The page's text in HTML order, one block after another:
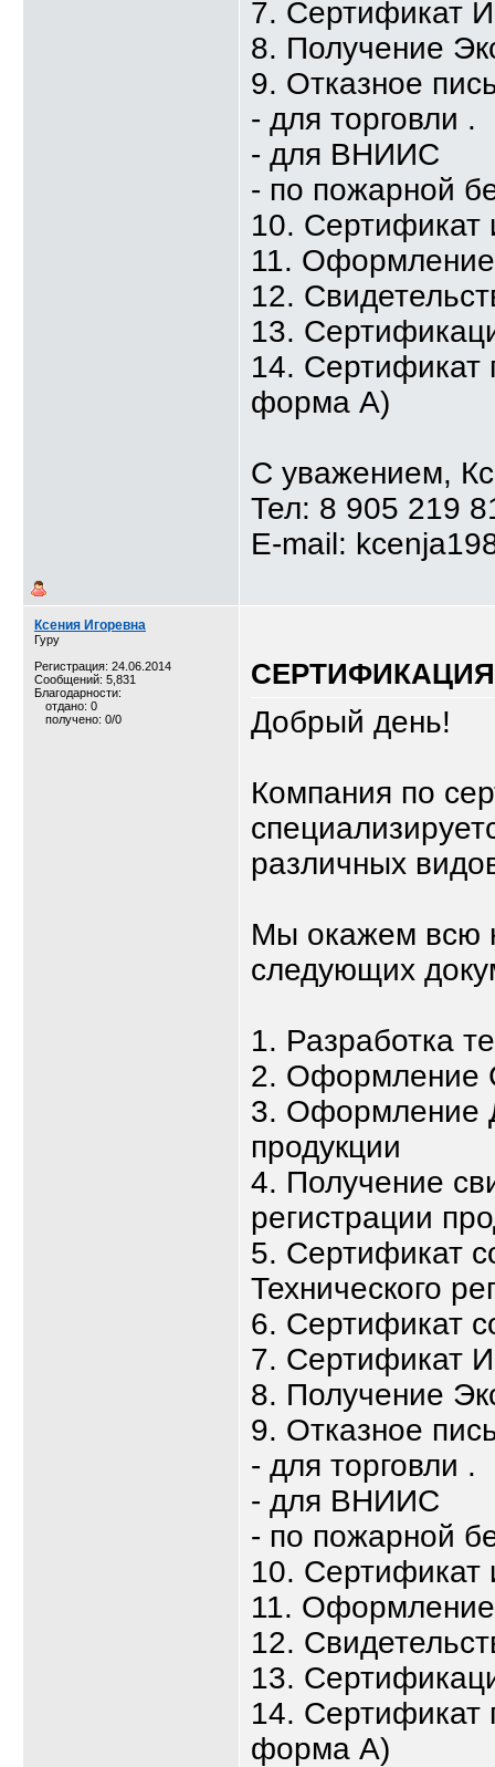
7. Сертификат
8. Получение
9. Отказное
- для торговли .
- для ВНИИС
- по пожарной
10. Сертификат
11.
12.
13.
14. Сертификат
форма А)
С уважением,
Тел: 8 905 219
E-mail:
Ксения Игоревна
Гуру
Регистрация: 24.06.2014
Сообщений: 5,831
Благодарности:
отдано: 0
получено: 0/0
Добрый день!
Компания по
различных
Мы окажем всю
следующих
1. Разработка
2. Оформление
3. Оформление
продукции
4. Получение
регистрации
5. Сертификат
Технического
6. Сертификат
7. Сертификат
8. Получение
9. Отказное
- для торговли .
- для ВНИИС
- по пожарной
10. Сертификат
11.
12.
13.
14. Сертификат
форма А)